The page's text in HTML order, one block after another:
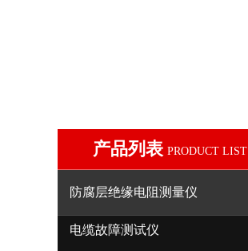
产品列表 PRODUCT LIST
防腐层绝缘电阻测量仪
电缆故障测试仪